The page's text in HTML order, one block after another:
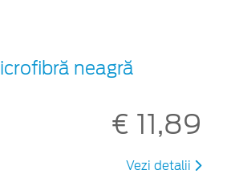
neagră
€ 11,89
Vezi detalii